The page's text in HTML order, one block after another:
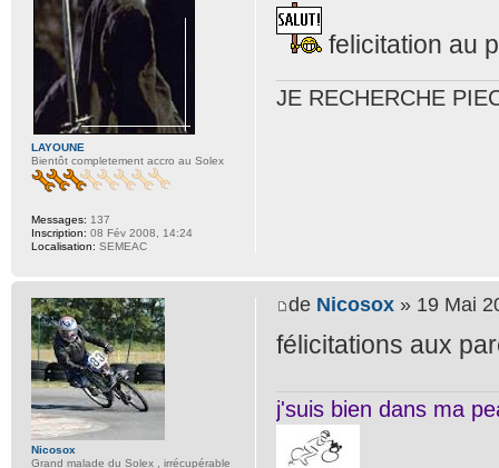
felicitation au
JE RECHERCHE
LAYOUNE
Bientôt completement accro au Solex
Messages: 137
Inscription: 08 Fév 2008, 14:24
Localisation: SEMEAC
de Nicosox » 19 Mai
félicitations aux
j'suis bien dans ma
Nicosox
Grand malade du Solex , irrécupérable